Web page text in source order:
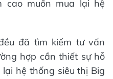
cao muốn mua lại hệ
đã tìm kiếm tư vấn
hợp cần thiết sự hỗ
hệ thống siêu thị Big